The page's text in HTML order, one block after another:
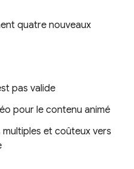
quatre nouveaux
pas valide
pour le contenu animé
et coûteux vers